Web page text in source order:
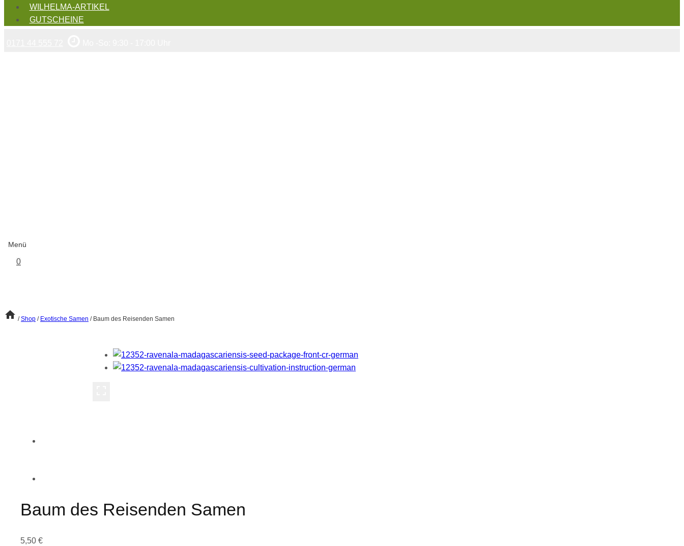
WILHELMA-ARTIKEL
GUTSCHEINE
Menü
0
/ Shop / Exotische Samen / Baum des Reisenden Samen
Baum des Reisenden Samen
5,50 €